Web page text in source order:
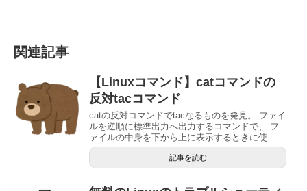
関連記事
【Linuxコマンド】catコマンドの
反対tacコマンド
catの反対コマンドでtacなるものを発見。 ファイ
ルを逆順に標準出力へ出力するコマンドで、 フ
ァイルの中身を下から上に表示するときに使...
記事を読む